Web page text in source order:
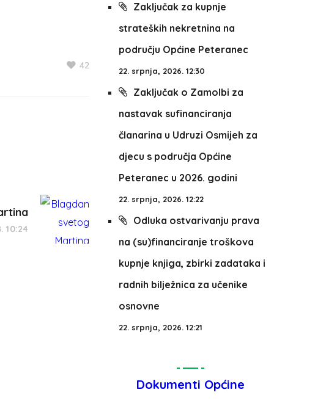
42
10:24
Zaključak za kupnje
strateških nekretnina na
području Općine Peteranec
22. srpnja, 2026. 12:30
Zaključak o Zamolbi za
nastavak sufinanciranja
članarina u Udruzi Osmijeh za
djecu s područja Općine
Peteranec u 2026. godini
22. srpnja, 2026. 12:22
Odluka ostvarivanju prava
na (su)financiranje troškova
kupnje knjiga, zbirki zadataka i
radnih bilježnica za učenike
osnovne
22. srpnja, 2026. 12:21
Dokumenti Općine